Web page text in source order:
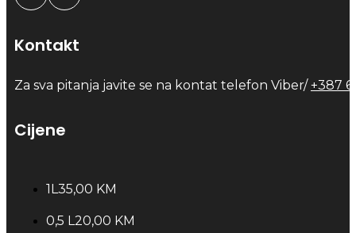
Kontakt
Za sva pitanja javite se na kontat telefon Viber/ +387
Cijene
1L35,00 KM
0,5 L20,00 KM